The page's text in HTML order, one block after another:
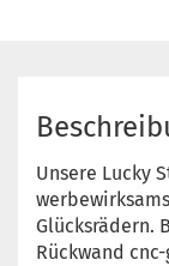
Unsere Lucky
Glücksrädern.
Rückwand